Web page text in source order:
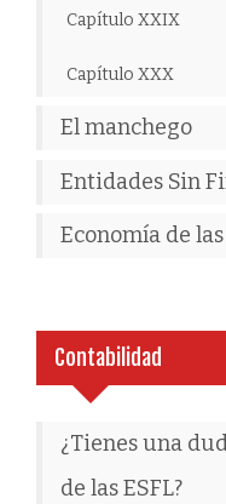
Capítulo XXIX
Capítulo XXX
El manchego
Entidades Sin
Economía de
Contabilidad
¿Tienes una
de las ESFL?